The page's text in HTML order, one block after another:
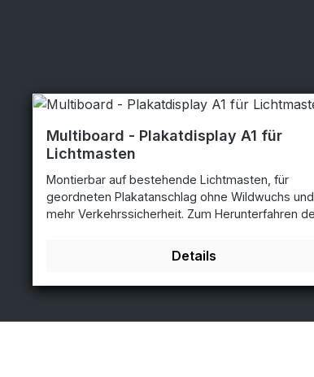
Multiboard - Plakatdisplay A1 für
Lichtmasten
Montierbar auf bestehende Lichtmasten, für
geordneten Plakatanschlag ohne Wildwuchs und
mehr Verkehrssicherheit. Zum Herunterfahren
wechseln können, ist eine Schlittenverlängerung
notwendig! Diese ist nicht im Produktpreis
Details